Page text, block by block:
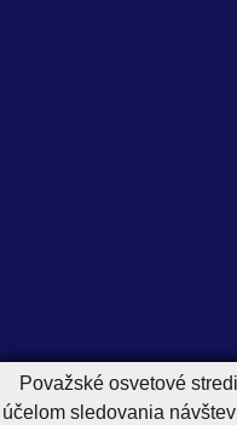
Považské osvetové
účelom sledovania